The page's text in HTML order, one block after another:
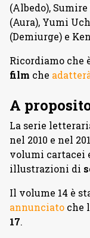
(Albedo),
(Aura), Yumi
(Demiurge) e
Ricordiamo che
film che
A
La serie
nel 2010 e nel
volumi cartacei
illustrazioni di
Il volume 14 è
annunciato che
17.